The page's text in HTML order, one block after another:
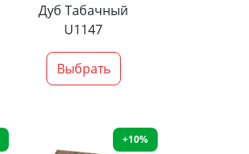
Дуб Табачный
U1147
Выбрать
+10%